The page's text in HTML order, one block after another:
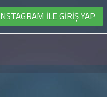
İLE GIRIŞ YAP